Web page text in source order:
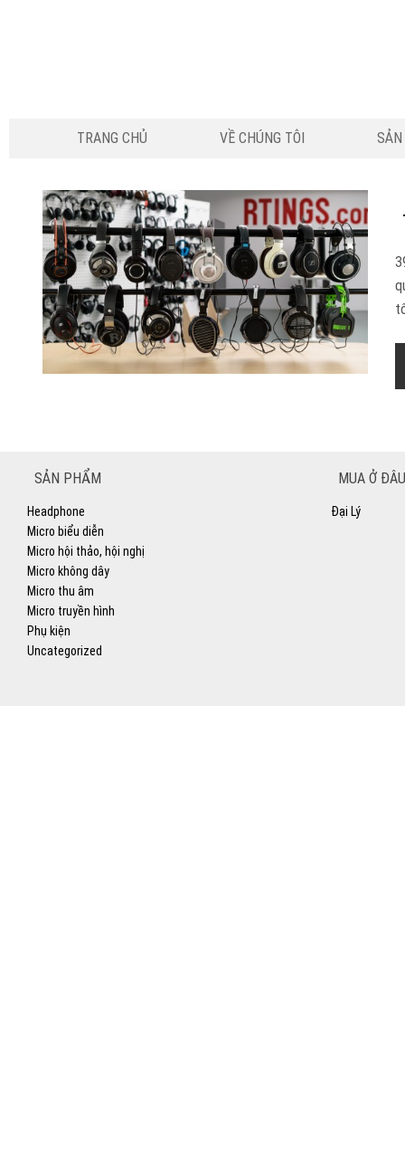
TRANG CHỦ VỀ CHÚNG TÔI
SẢN PHẨM
Headphone
Micro biểu diễn
Micro hội thảo, hội nghị
Micro không dây
Micro thu âm
Micro truyền hình
Phụ kiện
Uncategorized
MUA Ở
Đại Lý